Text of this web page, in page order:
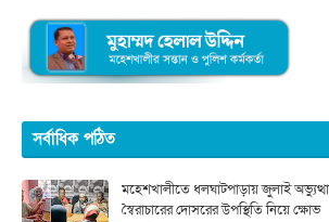
সর্বাধিক পঠিত
মহেশখালীতে ধলঘাটপাড়ায় জুলাই
স্বৈরাচারের দোসরের উপস্থিতি নিয়ে ক্ষোভ